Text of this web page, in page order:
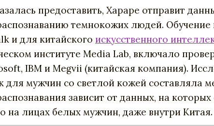
предоставить, Хараре отправит
темнокожих людей. Обучение
и для китайского искусственного
институте Media Lab, включало
, IBM и Megvii (китайская компания).
для мужчин со светлой кожей составляла
зависит от данных, на которых
на лицах белых мужчин, даже внутри Китая.